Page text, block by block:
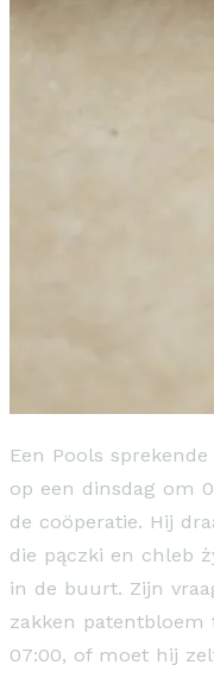
Een Pools
op een dinsdag om
de coöperatie. Hij
die pączki en chleb
in de buurt. Zijn
zakken patentbloem
07:00, of moet hij